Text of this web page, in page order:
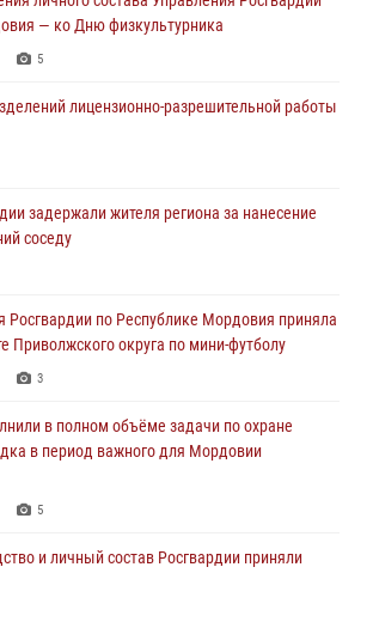
— ко Дню физкультурника
5
лицензионно-разрешительной работы
задержали жителя региона за нанесение
соседу
Росгвардии по Республике Мордовия приняла
Приволжского округа по мини-футболу
3
в полном объёме задачи по охране
в период важного для Мордовии
5
и личный состав Росгвардии приняли